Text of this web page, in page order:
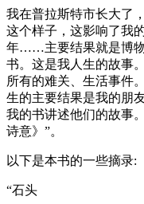
我在普拉斯特市长大了
这个样子，这影响了我
年……主要结果就是博
书。这是我人生的故事
所有的难关、生活事件
生的主要结果是我的朋
我的书讲述他们的故事
诗意》”。
以下是本书的一些摘录:
“石头